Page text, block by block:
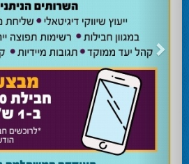
השרה מירי רגב קוראת לבוא ולהצביע ולהשפיע
השרה מירי רגב קוראת לבוא ולהצביע ולהשפיע בבחירות
אוהד שגב הפסיד בעכו
עמיחי בן שלוש מקורבו של השר ניר ברקת ניצח את הבחירות
מחל זכתה במנדט אחד בבאר שבע
עו''ד אמנון כהן שעומד בראש רשימת מחל למועצת העיר זכה
בוקר שהתמודד אף הוא למועצה לא הצליח להיבחר.
המשבר בליכוד העולמי